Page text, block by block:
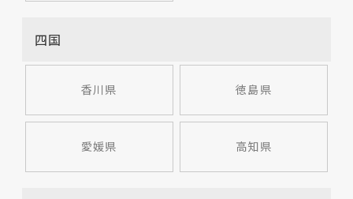
四国
香川県 徳島県
愛媛県 高知県